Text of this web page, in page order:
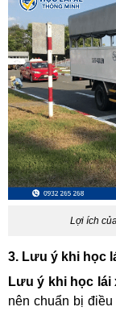
Lợi ích
3. Lưu ý khi học
Lưu ý khi học lái
nên chuẩn bị